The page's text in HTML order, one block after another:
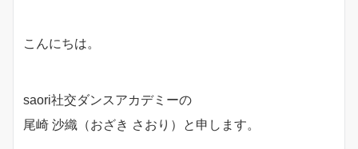
こんにちは。
saori社交ダンスアカデミーの
尾崎 沙織（おざき さおり）と申します。